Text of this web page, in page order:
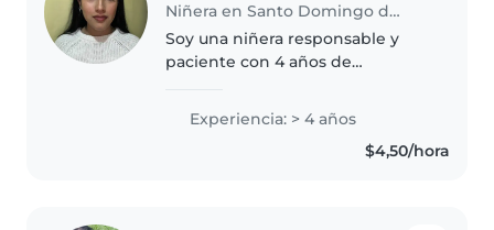
Niñera en Santo Domingo de los Colorados
Soy una niñera responsable y
paciente con 4 años de
preescolares. Me encanta leer,
dibujar y crear juegos educativos
para los más pequeños. Ofrezco
Experiencia: > 4 años
$4,50/hora